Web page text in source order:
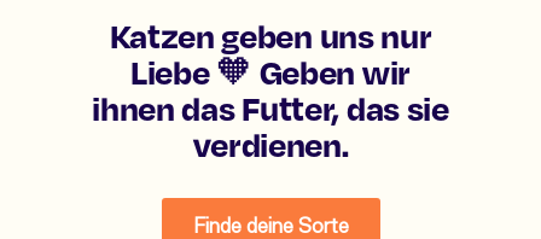
Katzen geben uns nur
Liebe 🧡 Geben wir
ihnen das Futter, das sie
verdienen.
Finde deine Sorte